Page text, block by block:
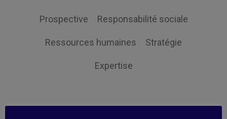
Prospective Responsabilité sociale
Ressources humaines Stratégie
Expertise